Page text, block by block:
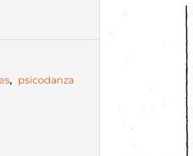
, psicodanza